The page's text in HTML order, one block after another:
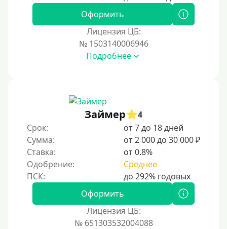
Оформить
Лицензия ЦБ:
№ 1503140006946
Подробнее
Займер
4
Срок:
от 7 до 18 дней
Сумма:
от 2 000 до 30 000 ₽
Ставка:
от 0.8%
Одобрение:
Среднее
Оформить
Лицензия ЦБ:
№ 651303532004088